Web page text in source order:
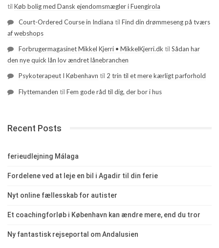
til Køb bolig med Dansk ejendomsmægler i Fuengirola
Court-Ordered Course in Indiana til Find din drømmeseng på tværs
af webshops
Forbrugermagasinet Mikkel Kjerri • MikkelKjerri.dk til Sådan har
den nye quick lån lov ændret lånebranchen
Psykoterapeut I København til 2 trin til et mere kærligt parforhold
Flyttemanden til Fem gode råd til dig, der bor i hus
Recent Posts
ferieudlejning Málaga
Fordelene ved at leje en bil i Agadir til din ferie
Nyt online fællesskab for autister
Et coachingforløb i København kan ændre mere, end du tror
Ny fantastisk rejseportal om Andalusien